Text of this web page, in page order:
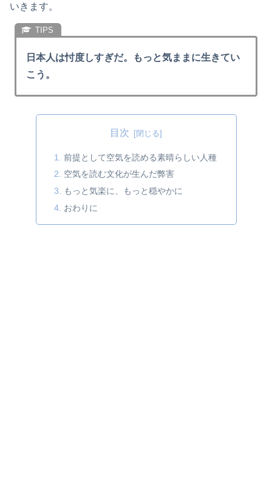
いきます。
日本人は忖度しすぎだ。もっと気ままに生きてい
こう。
目次
前提として空気を読める素晴らしい人種
空気を読む文化が生んだ弊害
もっと気楽に、もっと穏やかに
おわりに